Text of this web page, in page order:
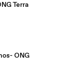
Terra
ONG